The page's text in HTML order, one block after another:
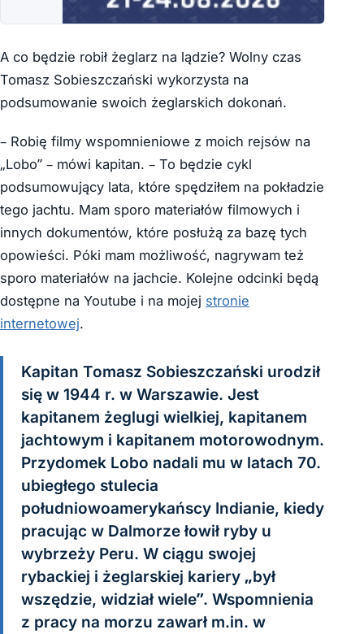
A co będzie robił żeglarz na lądzie? Wolny czas
Tomasz Sobieszczański wykorzysta na
podsumowanie swoich żeglarskich dokonań.
– Robię filmy wspomnieniowe z moich rejsów na
„Lobo” – mówi kapitan. – To będzie cykl
podsumowujący lata, które spędziłem na pokładzie
tego jachtu. Mam sporo materiałów filmowych i
innych dokumentów, które posłużą za bazę tych
opowieści. Póki mam możliwość, nagrywam też
sporo materiałów na jachcie. Kolejne odcinki będą
dostępne na Youtube i na mojej stronie
internetowej.
Kapitan Tomasz Sobieszczański urodził
się w 1944 r. w Warszawie. Jest
kapitanem żeglugi wielkiej, kapitanem
jachtowym i kapitanem motorowodnym.
Przydomek Lobo nadali mu w latach 70.
ubiegłego stulecia
południowoamerykańscy Indianie, kiedy
pracując w Dalmorze łowił ryby u
wybrzeży Peru. W ciągu swojej
rybackiej i żeglarskiej kariery „był
wszędzie, widział wiele”. Wspomnienia
z pracy na morzu zawarł m.in. w